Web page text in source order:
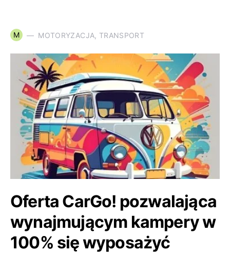
M MOTORYZACJA, TRANSPORT
Oferta CarGo! pozwalająca
wynajmującym kampery w
100% się wyposażyć